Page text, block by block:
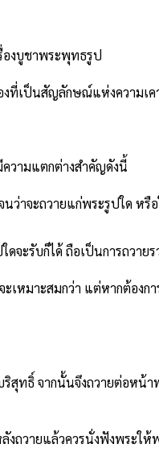
องบูชาพระพุทธรูป
งที่เป็นสัญลักษณ์แห่งความเ
วามแตกต่างสำคัญดังนี้
ว่าจะถวายแก่พระรูปใด หรื
จะรับก็ได้ ถือเป็นการถวา
เหมาะสมกว่า แต่หากต้องก
สุทธิ์ จากนั้นจึงถวายต่อหน้
งถวายแล้วควรนั่งฟังพระใ